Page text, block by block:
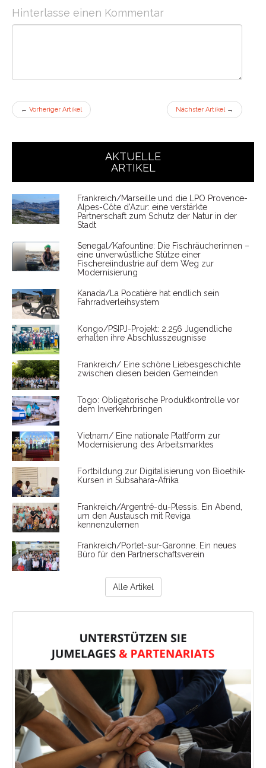
Hinterlasse einen Kommentar
← Vorheriger Artikel Nächster Artikel →
AKTUELLE
ARTIKEL
Frankreich/Marseille und die LPO Provence-
Alpes-Côte d'Azur: eine verstärkte
Partnerschaft zum Schutz der Natur in der
Stadt
Senegal/Kafountine: Die Fischräucherinnen –
eine unverwüstliche Stütze einer
Fischereiindustrie auf dem Weg zur
Modernisierung
Kanada/La Pocatière hat endlich sein
Fahrradverleihsystem
Kongo/PSIPJ-Projekt: 2.256 Jugendliche
erhalten ihre Abschlusszeugnisse
Frankreich/ Eine schöne Liebesgeschichte
zwischen diesen beiden Gemeinden
Togo: Obligatorische Produktkontrolle vor
dem Inverkehrbringen
Vietnam/ Eine nationale Plattform zur
Modernisierung des Arbeitsmarktes
Fortbildung zur Digitalisierung von Bioethik-
Kursen in Subsahara-Afrika
Frankreich/Argentré-du-Plessis. Ein Abend,
um den Austausch mit Reviga
kennenzulernen
Frankreich/Portet-sur-Garonne. Ein neues
Büro für den Partnerschaftsverein
Alle Artikel